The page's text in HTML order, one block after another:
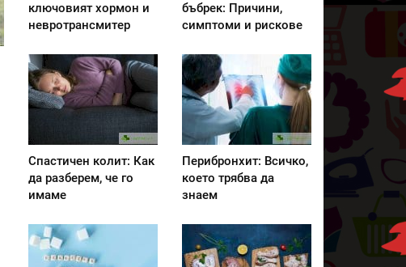
ключовият хормон и
невротрансмитер
бъбрек: Причини,
симптоми и рискове
Спастичен колит: Как
да разберем, че го
имаме
Перибронхит: Всичко,
което трябва да
знаем